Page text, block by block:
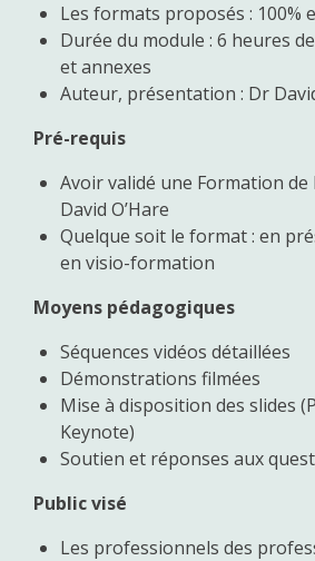
Les formats proposés : 100%
Durée du module : 6 heures
et annexes
Auteur, présentation : Dr
Pré-requis
Avoir validé une Formation de
David O’Hare
Quelque soit le format : en
en visio-formation
Moyens pédagogiques
Séquences vidéos détaillées
Démonstrations filmées
Mise à disposition des slides
Keynote)
Soutien et réponses aux
Public visé
Les professionnels des